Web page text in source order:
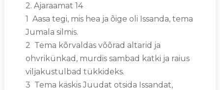
2. Ajaraamat 14
1 Aasa tegi, mis hea ja õige oli Issanda, tema
Jumala silmis.
2 Tema kõrvaldas võõrad altarid ja
ohvrikünkad, murdis sambad katki ja raius
viljakustulbad tükkideks.
3 Tema käskis Juudat otsida Issandat,